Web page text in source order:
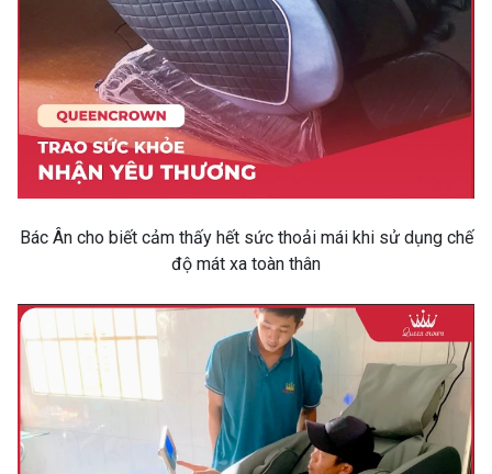
Bác Ân cho biết cảm thấy hết sức thoải mái khi sử dụng chế
độ mát xa toàn thân